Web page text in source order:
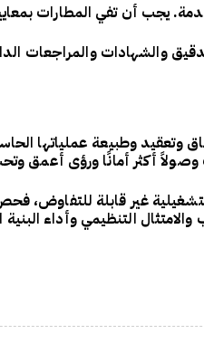
يجب أن تفي المطارات
والشهادات والمراجعات
وطبيعة عملياتها
أكثر أمانًا ورؤى أعمق
غير قابلة للتفاوض،
التنظيمي وأداء البنية